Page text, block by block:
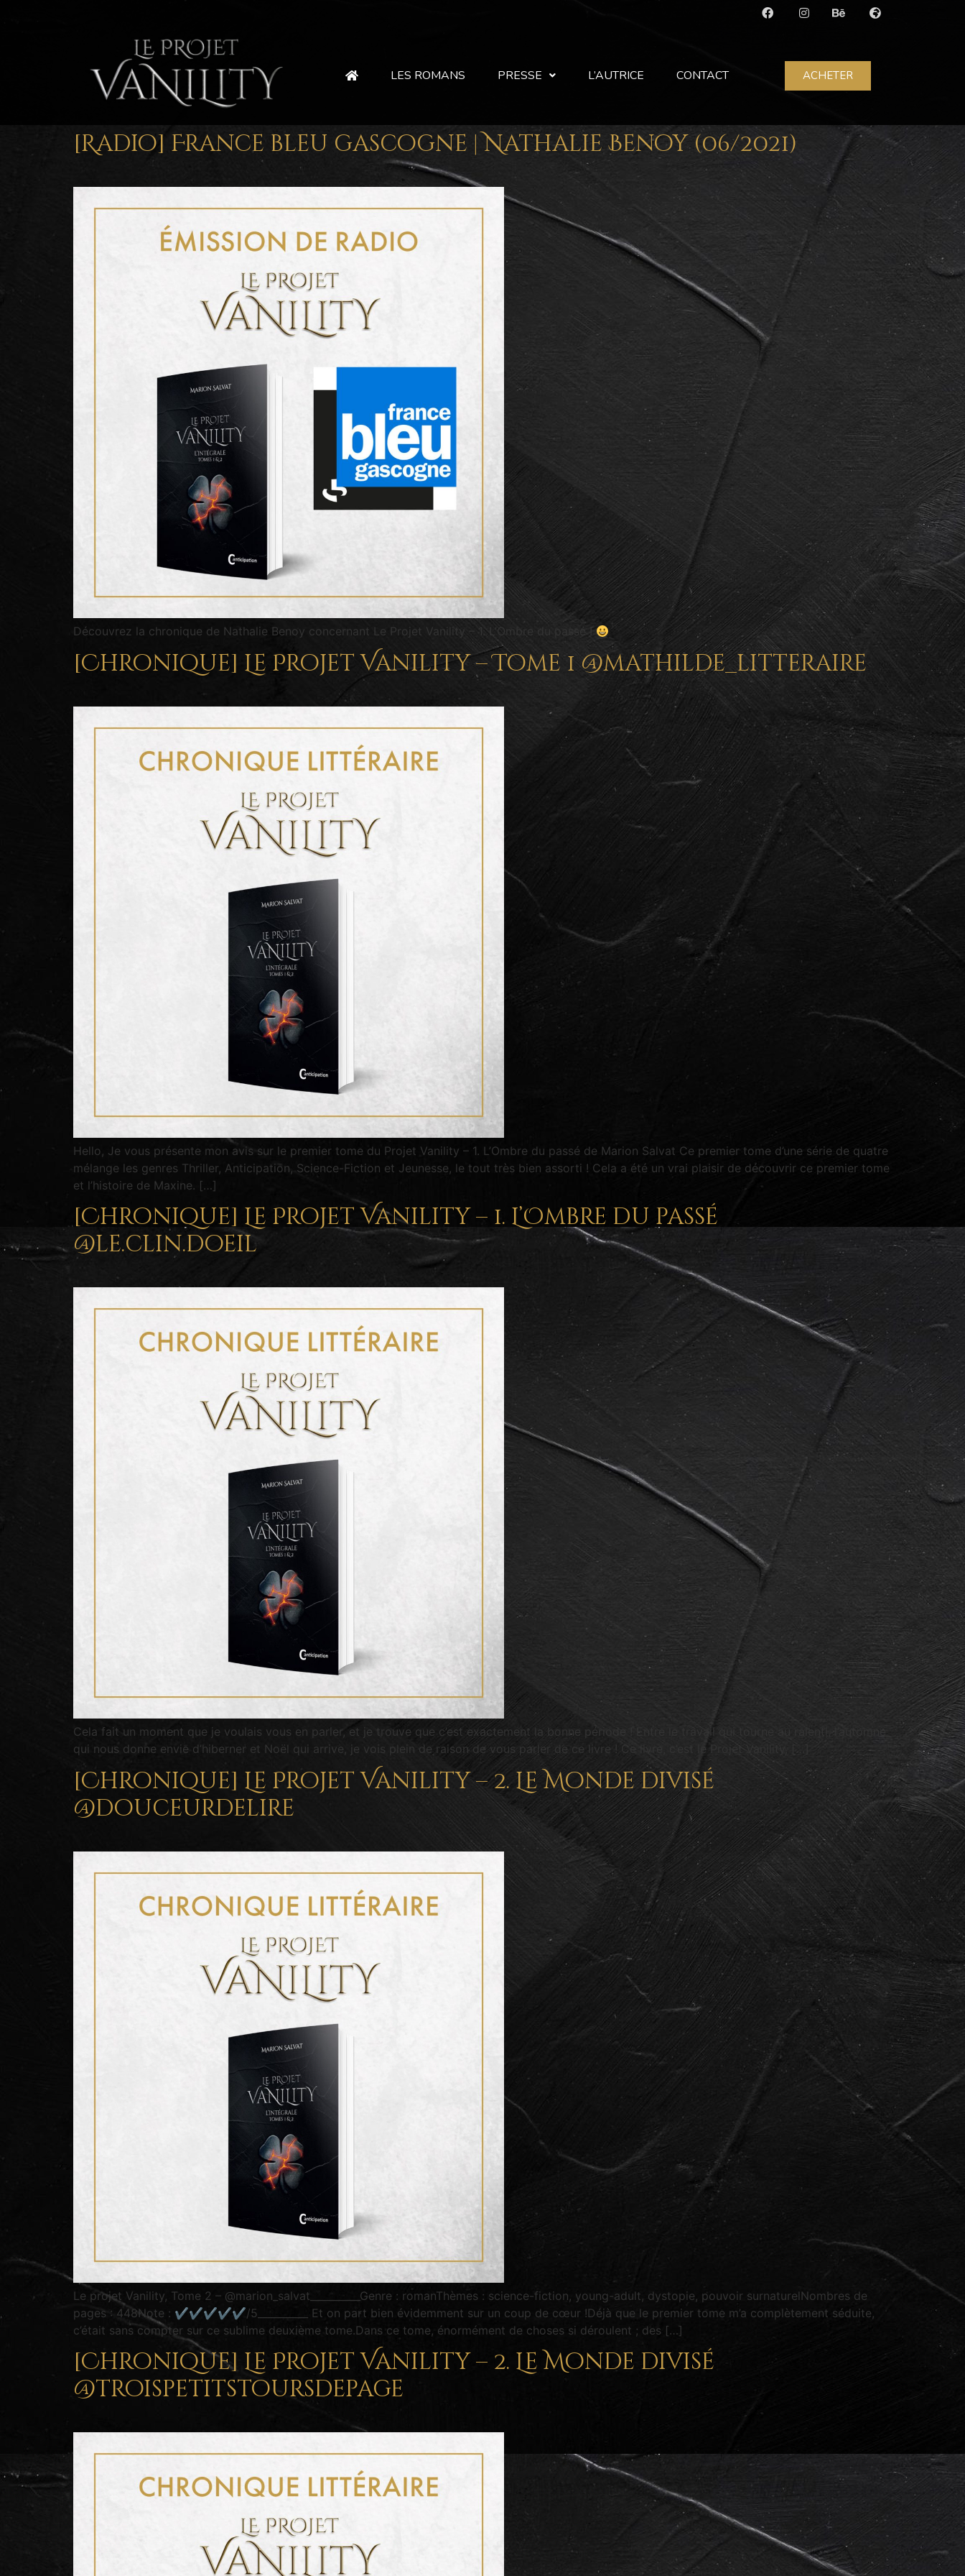
LES ROMANS PRESSE L’AUTRICE CONTACT ACHETER
[Radio] France bleu gascogne | Nathalie Benoy (06/2021)
Découvrez la chronique de Nathalie Benoy concernant Le Projet Vanility – 1. L’Ombre du passé !
[Chronique] Le Projet Vanility – Tome 1 @mathilde_litteraire
Hello, Je vous présente mon avis sur le premier tome du Projet Vanility – 1. L’Ombre du passé de Marion Salvat Ce premier tome d’une série de quatre
mélange les genres Thriller, Anticipation, Science-Fiction et Jeunesse, le tout très bien assorti ! Cela a été un vrai plaisir de découvrir ce premier tome
et l’histoire de Maxine. […]
[Chronique] Le Projet Vanility – 1. L’Ombre du passé
@le.clin.doeil
Cela fait un moment que je voulais vous en parler, et je trouve que c’est exactement la bonne période ! Entre le travail qui tourne au ralenti, l’automne
qui nous donne envie d’hiberner et Noël qui arrive, je vois plein de raison de vous parler de ce livre ! Ce livre, c’est le Projet Vanility, […]
[Chronique] Le Projet Vanility – 2. Le Monde divisé
@douceurdelire
Le projet Vanility, Tome 2 – @marion_salvat__________Genre : romanThèmes : science-fiction, young-adult, dystopie, pouvoir surnaturelNombres de
pages : 448Note : ✔︎✔︎✔︎✔︎✔︎/5__________ Et on part bien évidemment sur un coup de cœur !Déjà que le premier tome m’a complètement séduite,
c’était sans compter sur ce sublime deuxième tome.Dans ce tome, énormément de choses si déroulent ; des […]
[Chronique] Le Projet Vanility – 2. Le Monde divisé
@troispetitstoursdepage